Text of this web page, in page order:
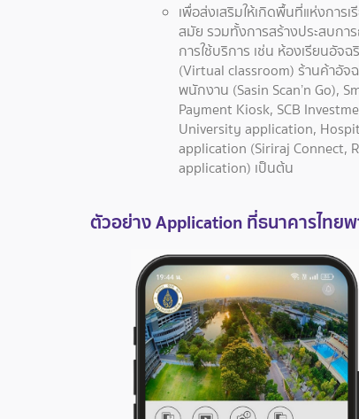
เพื่อส่งเสริมให้เกิดพื้นที่แห่งการ
สมัย รวมทั้งการสร้างประสบกา
การใช้บริการ เช่น ห้องเรียนอัจฉ
(Virtual classroom) ร้านค้าอัจฉ
พนักงาน (Sasin Scan’n Go),
Payment Kiosk, SCB
University application,
application (Siriraj Connect,
application) เป็นต้น
ตัวอย่าง Application ที่ธนาคารไทย